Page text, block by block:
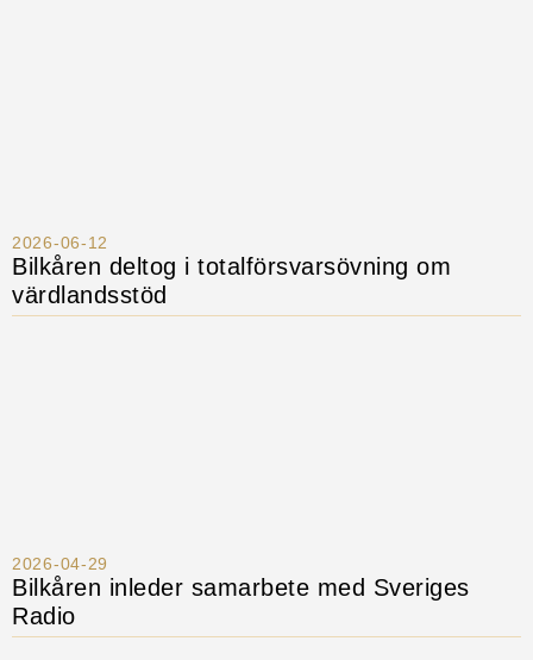
2026-06-12
Bilkåren deltog i totalförsvarsövning om
värdlandsstöd
2026-04-29
Bilkåren inleder samarbete med Sveriges
Radio